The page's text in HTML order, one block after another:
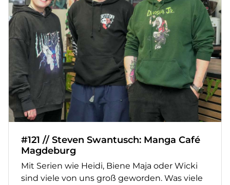
#121 // Steven Swantusch: Manga Café
Magdeburg
Mit Serien wie Heidi, Biene Maja oder Wicki
sind viele von uns groß geworden. Was viele